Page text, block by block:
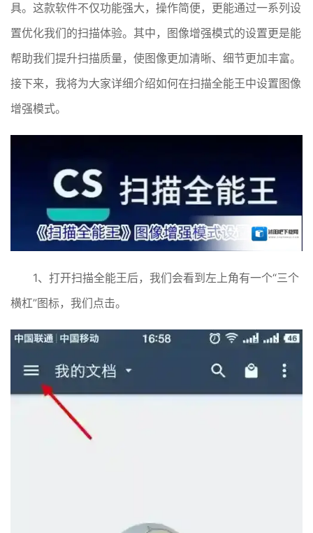
具。这款软件不仅功能强大，操作简便，更能通过一系列设
置优化我们的扫描体验。其中，图像增强模式的设置更是能
帮助我们提升扫描质量，使图像更加清晰、细节更加丰富。
接下来，我将为大家详细介绍如何在扫描全能王中设置图像
增强模式。
1、打开扫描全能王后，我们会看到左上角有一个“三个
横杠”图标，我们点击。